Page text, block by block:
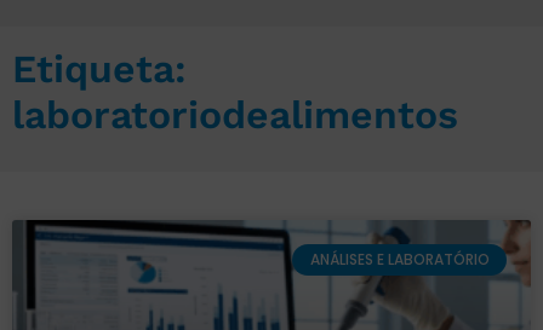
Etiqueta:
laboratoriodealimentos
ANÁLISES E LABORATÓRIO